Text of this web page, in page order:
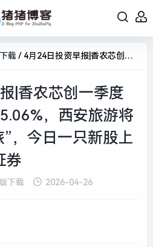
载 / 4月24日投资早报|香农芯创一季度净利同比增7835.06%，西安旅游将变更为“*ST西旅”，今日一只新股上市|界面新闻 · 证券
|香农芯创一季度
，西安旅游将
，今日一只新股上
券
下载 2026-04-26